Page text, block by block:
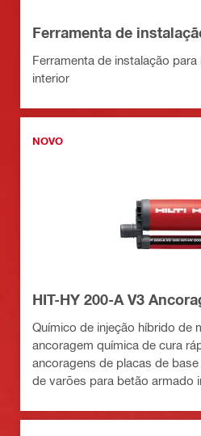
Ferramenta de
Ferramenta de instalação
interior
NOVO
HIT-HY 200-A V3
Químico de injeção híbrido de
ancoragem química de cura
ancoragens de placas de
de varões para betão armado